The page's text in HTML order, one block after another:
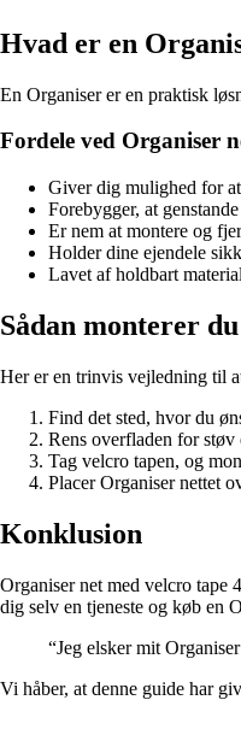
Hvad er en
En Organiser er en praktisk
Fordele ved Organiser
Giver dig mulighed for
Forebygger, at
Er nem at montere og
Holder dine ejendele
Lavet af holdbart
Sådan monterer
Her er en trinvis vejledning til
Find det sted, hvor du
Rens overfladen for
Tag velcro tapen, og
Placer Organiser nettet
Konklusion
Organiser net med velcro tape
dig selv en tjeneste og køb en
“Jeg elsker mit
Vi håber, at denne guide har